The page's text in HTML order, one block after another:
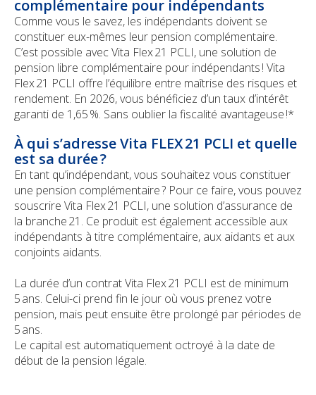
complémentaire pour indépendants
Comme vous le savez, les indépendants doivent se
constituer eux-mêmes leur pension complémentaire.
C’est possible avec Vita Flex 21 PCLI, une solution de
pension libre complémentaire pour indépendants ! Vita
Flex 21 PCLI offre l’équilibre entre maîtrise des risques et
rendement. En 2026, vous bénéficiez d’un taux d’intérêt
garanti de 1,65 %. Sans oublier la fiscalité avantageuse !*
À qui s’adresse Vita FLEX 21 PCLI et quelle
est sa durée ?
En tant qu’indépendant, vous souhaitez vous constituer
une pension complémentaire ? Pour ce faire, vous pouvez
souscrire Vita Flex 21 PCLI, une solution d’assurance de
la branche 21. Ce produit est également accessible aux
indépendants à titre complémentaire, aux aidants et aux
conjoints aidants.
La durée d’un contrat Vita Flex 21 PCLI est de minimum
5 ans. Celui-ci prend fin le jour où vous prenez votre
pension, mais peut ensuite être prolongé par périodes de
5 ans.
Le capital est automatiquement octroyé à la date de
début de la pension légale.